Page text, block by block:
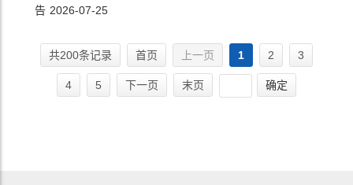
告 2026-07-25
共200条记录 首页 上一页 1 2 3
4 5 下一页 末页 确定